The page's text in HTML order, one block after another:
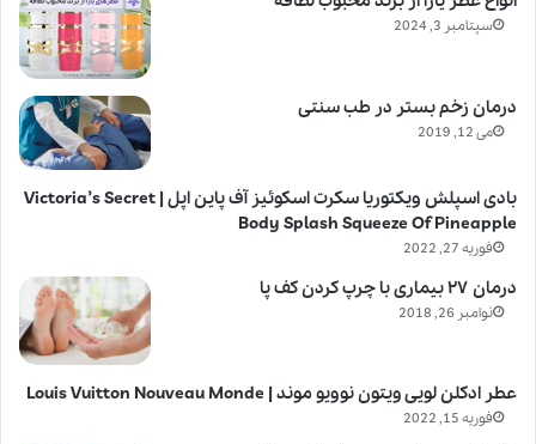
سپتامبر 3, 2024
درمان زخم بستر در طب سنتی
می 12, 2019
بادی اسپلش ویکتوریا سکرت اسکوئیز آف پاین اپل | Victoria’s Secret
Body Splash Squeeze Of Pineapple
فوریه 27, 2022
درمان ۲۷ بیماری با چرپ کردن کف پا
نوامبر 26, 2018
عطر ادکلن لویی ویتون نوویو موند | Louis Vuitton Nouveau Monde
فوریه 15, 2022